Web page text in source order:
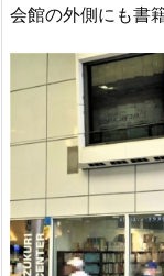
会館の外側にも書